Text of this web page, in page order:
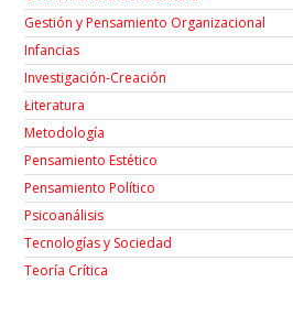
Gestión y Pensamiento Organizacional
Infancias
Investigación-Creación
Łiteratura
Metodología
Pensamiento Estético
Pensamiento Político
Psicoanálisis
Tecnologías y Sociedad
Teoría Crítica